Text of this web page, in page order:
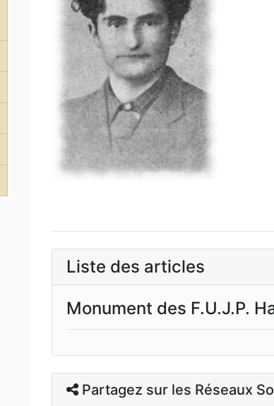
Liste des articles
Monument des F.U.J.P.
Partagez sur les Réseaux